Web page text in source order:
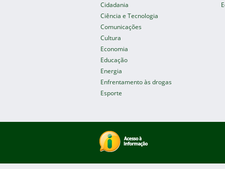
Cidadania
Ciência e Tecnologia
Comunicações
Cultura
Economia
Educação
Energia
Enfrentamento às drogas
Esporte